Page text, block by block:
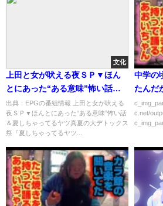
文化
上田と女が吠える夜ＳＰ▼ほん
とにあった“ある意味”怖い話＆
夏しちゃってるヤツ[字]…の番組
内容解析まとめ
出典：EPGの番組情報 上田と女が吠える
夜ＳＰ▼ほんとにあった“ある意味”怖い話
＆夏しちゃってるヤツ真夏の大デトックス
祭『夏しちゃってるヤツ...
中学の
たんだ
c.net/